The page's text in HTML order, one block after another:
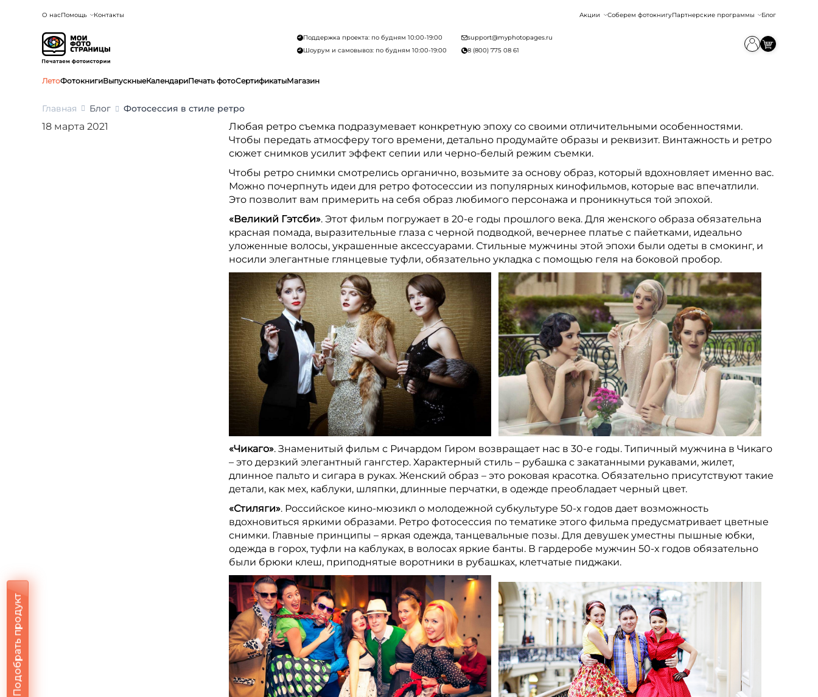
О насПомощь Контакты Акции Соберем фотокнигуПартнерские программы Блог
Поддержка проекта: по будням 10:00-19:00
Шоурум и самовывоз: по будням 10:00-19:00
support@myphotopages.ru
8 (800) 775 08 61
ЛетоФотокнигиВыпускныеКалендариПечать фотоСертификатыМагазин
Подобрать продукт
Главная Блог Фотосессия в стиле ретро
18 марта 2021
Любая ретро съемка подразумевает конкретную эпоху со своими отличительными особенностями.
Чтобы передать атмосферу того времени, детально продумайте образы и реквизит. Винтажность и ретро
сюжет снимков усилит эффект сепии или черно-белый режим съемки.
Чтобы ретро снимки смотрелись органично, возьмите за основу образ, который вдохновляет именно вас.
Можно почерпнуть идеи для ретро фотосессии из популярных кинофильмов, которые вас впечатлили.
Это позволит вам примерить на себя образ любимого персонажа и проникнуться той эпохой.
«Великий Гэтсби». Этот фильм погружает в 20-е годы прошлого века. Для женского образа обязательна
красная помада, выразительные глаза с черной подводкой, вечернее платье с пайетками, идеально
уложенные волосы, украшенные аксессуарами. Стильные мужчины этой эпохи были одеты в смокинг, и
носили элегантные глянцевые туфли, обязательно укладка с помощью геля на боковой пробор.
«Чикаго». Знаменитый фильм с Ричардом Гиром возвращает нас в 30-е годы. Типичный мужчина в Чикаго
– это дерзкий элегантный гангстер. Характерный стиль – рубашка с закатанными рукавами, жилет,
длинное пальто и сигара в руках. Женский образ – это роковая красотка. Обязательно присутствуют такие
детали, как мех, каблуки, шляпки, длинные перчатки, в одежде преобладает черный цвет.
«Стиляги». Российское кино-мюзикл о молодежной субкультуре 50-х годов дает возможность
вдохновиться яркими образами. Ретро фотосессия по тематике этого фильма предусматривает цветные
снимки. Главные принципы – яркая одежда, танцевальные позы. Для девушек уместны пышные юбки,
одежда в горох, туфли на каблуках, в волосах яркие банты. В гардеробе мужчин 50-х годов обязательно
были брюки клеш, приподнятые воротники в рубашках, клетчатые пиджаки.